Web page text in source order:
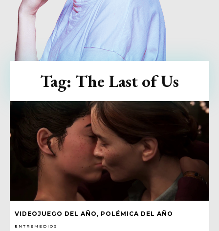
VIDEOJUEGO DEL AÑO, POLÉMICA DEL AÑO
ENTREMEDIOS
Tag: The Last of Us